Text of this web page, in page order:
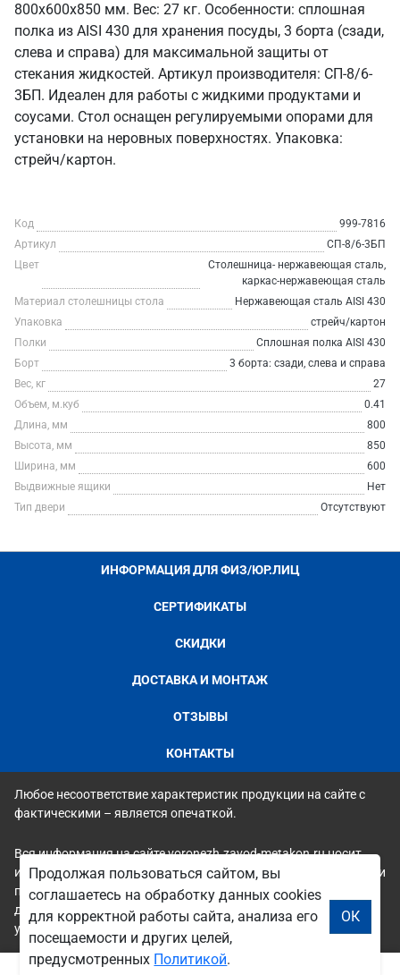
800x600x850 мм. Вес: 27 кг. Особенности: сплошная
полка из AISI 430 для хранения посуды, 3 борта (сзади,
слева и справа) для максимальной защиты от
стекания жидкостей. Артикул производителя: СП-8/6-
3БП. Идеален для работы с жидкими продуктами и
соусами. Стол оснащен регулируемыми опорами для
установки на неровных поверхностях. Упаковка:
стрейч/картон.
Код
999-7816
Артикул
СП-8/6-3БП
Цвет
Столешница- нержавеющая сталь,
каркас-нержавеющая сталь
Материал столешницы стола
Нержавеющая сталь AISI 430
Упаковка
стрейч/картон
Полки
Сплошная полка AISI 430
Борт
3 борта: сзади, слева и справа
Вес, кг
27
Объем, м.куб
0.41
Длина, мм
800
Высота, мм
850
Ширина, мм
600
Выдвижные ящики
Нет
Тип двери
Отсутствуют
ИНФОРМАЦИЯ ДЛЯ ФИЗ/ЮР.ЛИЦ
СЕРТИФИКАТЫ
СКИДКИ
ДОСТАВКА И МОНТАЖ
ОТЗЫВЫ
КОНТАКТЫ
Любое несоответствие характеристик продукции на сайте с
фактическими – является опечаткой.
Вся информация на сайте voronezh.zavod-metakon.ru носит
исключительно ознакомительный и справочный характер и ни
при каких условиях не является публичной офертой. Всю
дополнительную информацию можно узнать по телефонам
указанным на сайте.
Продолжая пользоваться сайтом, вы
соглашаетесь на обработку данных cookies
для корректной работы сайта, анализа его
посещаемости и других целей,
предусмотренных Политикой.
ОК